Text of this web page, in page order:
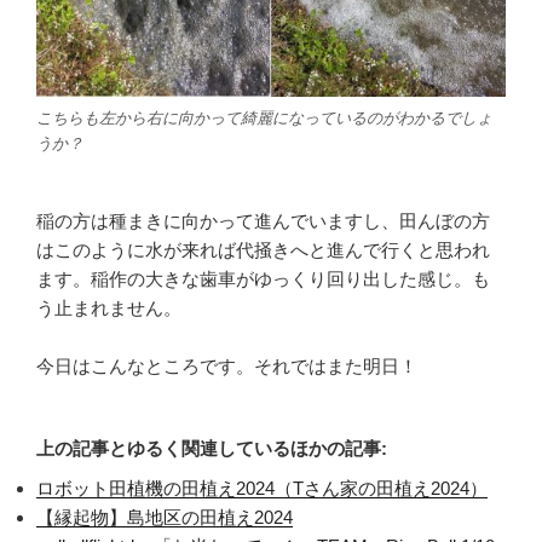
こちらも左から右に向かって綺麗になっているのがわかるでしょ
うか？
稲の方は種まきに向かって進んでいますし、田んぼの方
はこのように水が来れば代掻きへと進んで行くと思われ
ます。稲作の大きな歯車がゆっくり回り出した感じ。も
う止まれません。
今日はこんなところです。それではまた明日！
上の記事とゆるく関連しているほかの記事:
ロボット田植機の田植え2024（Tさん家の田植え2024）
【縁起物】島地区の田植え2024